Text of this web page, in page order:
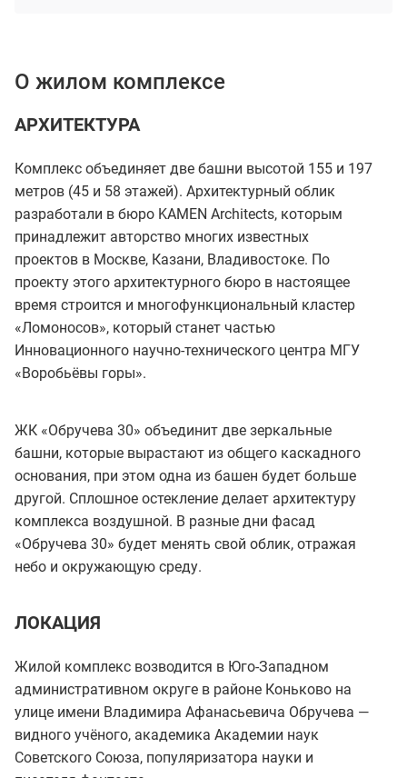
О жилом комплексе
АРХИТЕКТУРА
Комплекс объединяет две башни высотой 155 и 197
метров (45 и 58 этажей). Архитектурный облик
разработали в бюро KAMEN Architects, которым
принадлежит авторство многих известных
проектов в Москве, Казани, Владивостоке. По
проекту этого архитектурного бюро в настоящее
время строится и многофункциональный кластер
«Ломоносов», который станет частью
Инновационного научно-технического центра МГУ
«Воробьёвы горы».
ЖК «Обручева 30» объединит две зеркальные
башни, которые вырастают из общего каскадного
основания, при этом одна из башен будет больше
другой. Сплошное остекление делает архитектуру
комплекса воздушной. В разные дни фасад
«Обручева 30» будет менять свой облик, отражая
небо и окружающую среду.
ЛОКАЦИЯ
Жилой комплекс возводится в Юго-Западном
административном округе в районе Коньково на
улице имени Владимира Афанасьевича Обручева —
видного учёного, академика Академии наук
Советского Союза, популяризатора науки и